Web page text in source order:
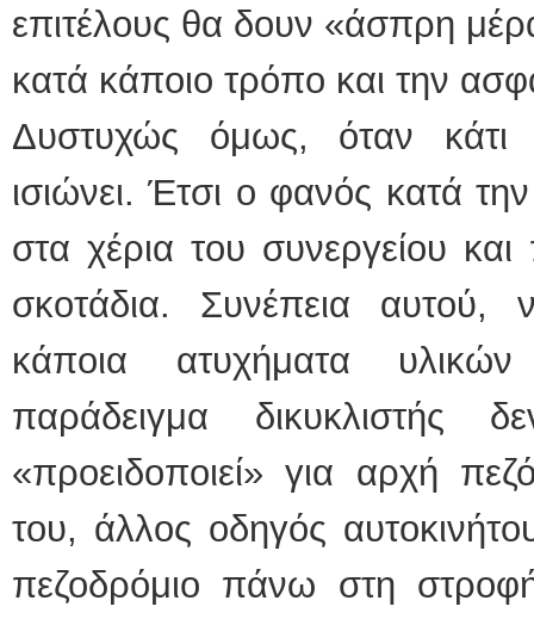
επιτέλους θα δουν «άσπρη
κατά κάποιο τρόπο και την
Δυστυχώς όμως, όταν κάτι
ισιώνει. Έτσι ο φανός κατά
στα χέρια του συνεργείου
σκοτάδια. Συνέπεια
κάποια ατυχήματα
παράδειγμα
«προειδοποιεί» για αρχή
του, άλλος οδηγός
πεζοδρόμιο πάνω στη